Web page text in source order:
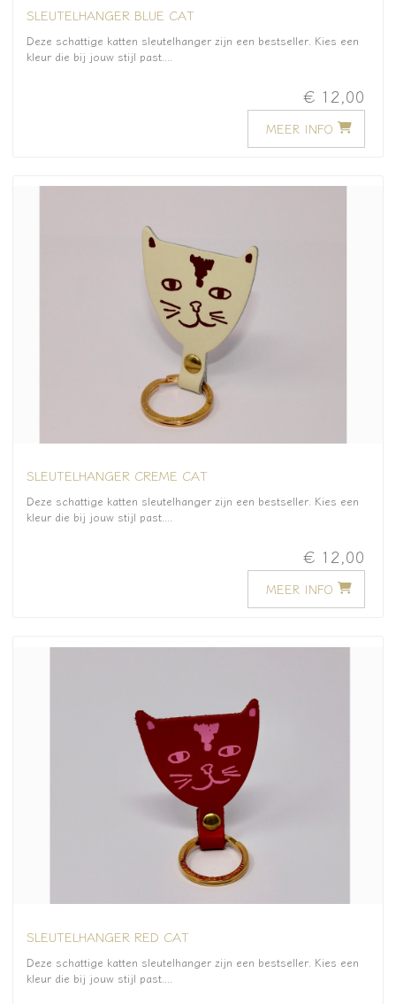
SLEUTELHANGER BLUE CAT
Deze schattige katten sleutelhanger zijn een bestseller. Kies een
kleur die bij jouw stijl past....
€ 12,00
MEER INFO
SLEUTELHANGER CREME CAT
Deze schattige katten sleutelhanger zijn een bestseller. Kies een
kleur die bij jouw stijl past....
€ 12,00
MEER INFO
SLEUTELHANGER RED CAT
Deze schattige katten sleutelhanger zijn een bestseller. Kies een
kleur die bij jouw stijl past....